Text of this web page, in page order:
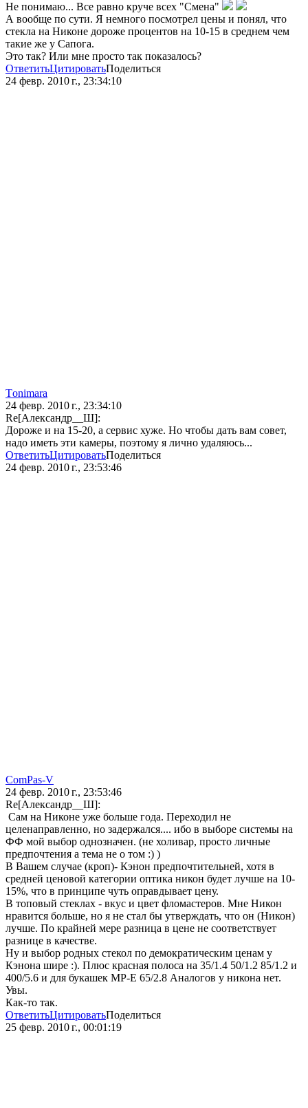
Не понимаю... Все равно круче всех "Смена"
А вообще по сути. Я немного посмотрел цены и понял, что
стекла на Никоне дороже процентов на 10-15 в среднем чем
такие же у Сапога.
Это так? Или мне просто так показалось?
ОтветитьЦитироватьПоделиться
24 февр. 2010 г., 23:34:10
Тonimara
24 февр. 2010 г., 23:34:10
Re[Александр__Ш]:
Дороже и на 15-20, а сервис хуже. Но чтобы дать вам совет,
надо иметь эти камеры, поэтому я лично удаляюсь...
ОтветитьЦитироватьПоделиться
24 февр. 2010 г., 23:53:46
ComPas-V
24 февр. 2010 г., 23:53:46
Re[Александр__Ш]:
Сам на Никоне уже больше года. Переходил не
целенаправленно, но задержался.... ибо в выборе системы на
ФФ мой выбор однозначен. (не холивар, просто личные
предпочтения а тема не о том :) )
В Вашем случае (кроп)- Кэнон предпочтительней, хотя в
средней ценовой категории оптика никон будет лучше на 10-
15%, что в принципе чуть оправдывает цену.
В топовый стеклах - вкус и цвет фломастеров. Мне Никон
нравится больше, но я не стал бы утверждать, что он (Никон)
лучше. По крайней мере разница в цене не соответствует
разнице в качестве.
Ну и выбор родных стекол по демократическим ценам у
Кэнона шире :). Плюс красная полоса на 35/1.4 50/1.2 85/1.2 и
400/5.6 и для букашек MP-E 65/2.8 Аналогов у никона нет.
Увы.
Как-то так.
ОтветитьЦитироватьПоделиться
25 февр. 2010 г., 00:01:19